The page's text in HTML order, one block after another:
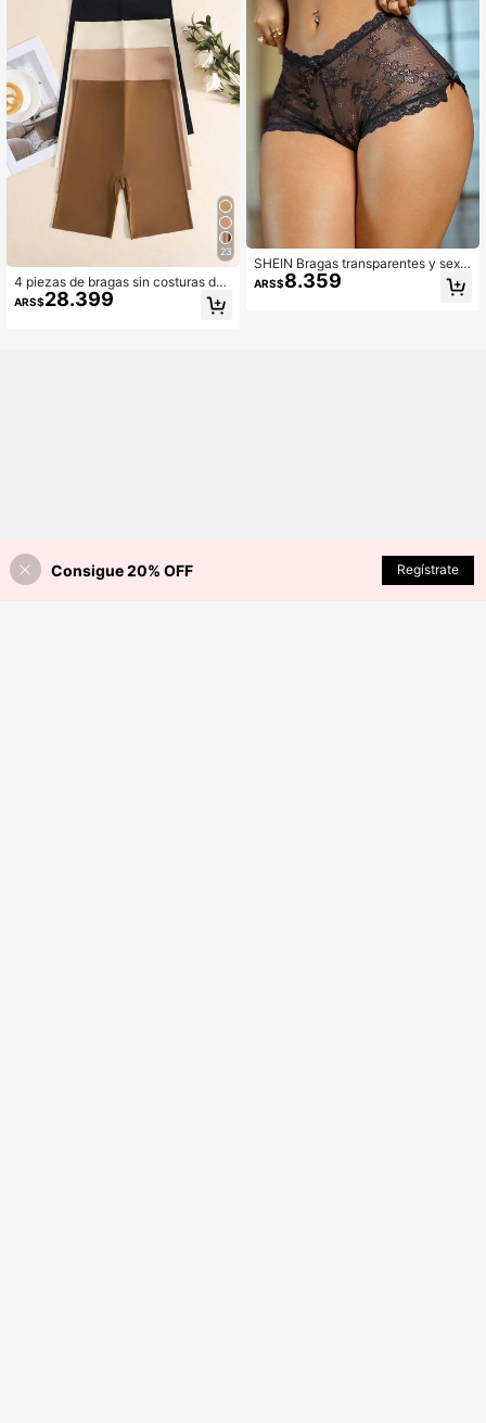
23
4 piezas de bragas sin costuras de
unicolor y talle alto para mujer
ARS$28.399
SHEIN Bragas transparentes y sexy
s de encaje sólido para mujer
ARS$8.359
¡40% DE DESCUENTO! AÑADIR A LA BOLSA
Consigue 20% OFF Regístrate